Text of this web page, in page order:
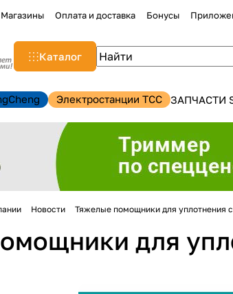
Магазины Оплата и доставка Бонусы
Каталог
Электростанции TCC ЗАПЧАСТИ
Новости Тяжелые помощники для уплотнения
для
Для